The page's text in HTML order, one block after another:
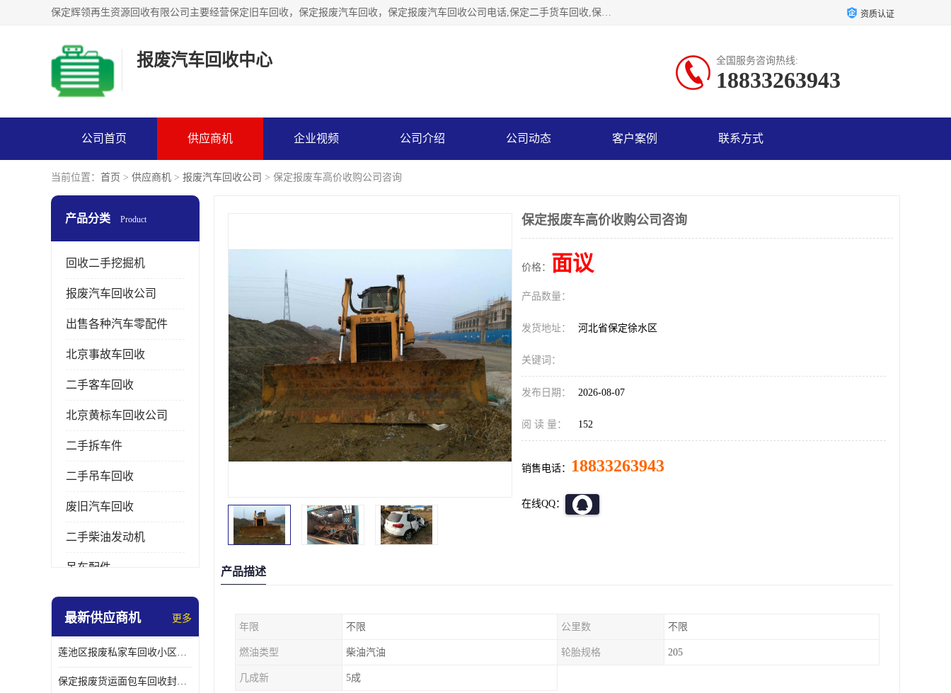
保定辉领再生资源回收有限公司主要经营保定旧车回收，保定报废汽车回收，保定报废汽车回收公司电话,保定二手货车回收,保定黄标车回收, 保定黄标车回收，保定哪里收报废车，保定废旧汽车回收，保定汽车报废手续办理，保定汽车解体厂。将通过采取区域限行促进淘汰、经济补助激励新、加大上路*法处罚、加强达标排放监管等综合措施，对老旧机动车逐步实行末位淘汰，加快老旧机动车淘汰新 资质认证
报废汽车回收中心 全国服务咨询热线:
18833263943
公司首页 供应商机 企业视频 公司介绍 公司动态 客户案例 联系方式
当前位置： 首页 > 供应商机 > 报废汽车回收公司 > 保定报废车高价收购公司咨询
产品分类 Product
回收二手挖掘机
报废汽车回收公司
出售各种汽车零配件
北京事故车回收
二手客车回收
北京黄标车回收公司
二手拆车件
二手吊车回收
废旧汽车回收
二手柴油发动机
吊车配件
挖掘机拆车件
最新供应商机 更多
莲池区报废私家车回收小区上门拖车便捷
保定报废货运面包车回收封闭货车报废销户
保定报废车高价收购公司咨询
价格： 面议
产品数量：
发货地址： 河北省保定徐水区
关键词：
发布日期： 2026-08-07
阅 读 量： 152
销售电话： 18833263943
在线QQ：
产品描述
年限 不限 公里数 不限
燃油类型 柴油汽油 轮胎规格 205
几成新 5成